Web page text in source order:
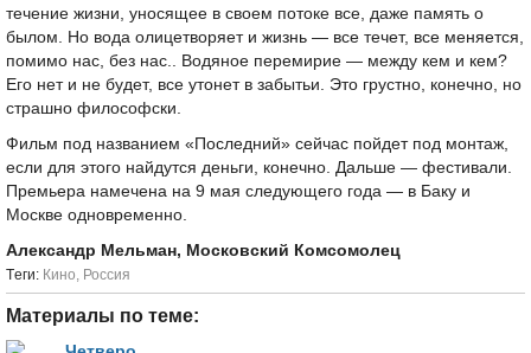
течение жизни, уносящее в своем потоке все, даже память о
былом. Но вода олицетворяет и жизнь — все течет, все меняется,
помимо нас, без нас.. Водяное перемирие — между кем и кем?
Его нет и не будет, все утонет в забытьи. Это грустно, конечно, но
страшно философски.
Фильм под названием «Последний» сейчас пойдет под монтаж,
если для этого найдутся деньги, конечно. Дальше — фестивали.
Премьера намечена на 9 мая следующего года — в Баку и
Москве одновременно.
Александр Мельман, Московский Комсомолец
Tеги: Кино, Россия
Материалы по теме: